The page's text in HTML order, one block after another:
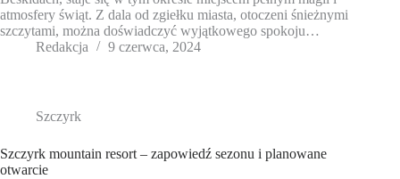
atmosfery świąt. Z dala od zgiełku miasta, otoczeni śnieżnymi
szczytami, można doświadczyć wyjątkowego spokoju…
Redakcja
9 czerwca, 2024
Szczyrk
Szczyrk mountain resort – zapowiedź sezonu i planowane
otwarcie